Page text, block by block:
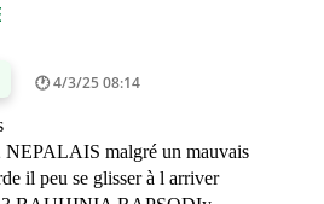
4/3/25 08:14
NEPALAIS malgré un mauvais
il peu se glisser à l arriver